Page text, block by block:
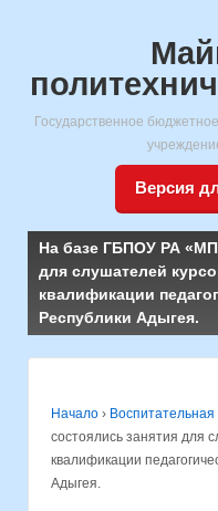
Государственное
Версия
На базе ГБПОУ РА
для слушателей
квалификации
Республики Адыгея.
Начало ›
состоялись занятия для
квалификации
Адыгея.